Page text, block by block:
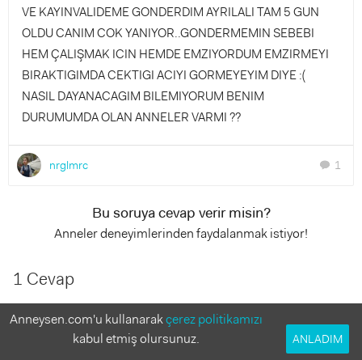
VE KAYINVALIDEME GONDERDIM AYRILALI TAM 5 GUN
OLDU CANIM COK YANIYOR..GONDERMEMIN SEBEBI
HEM ÇALIŞMAK ICIN HEMDE EMZIYORDUM EMZIRMEYI
BIRAKTIGIMDA CEKTIGI ACIYI GORMEYEYIM DIYE :(
NASIL DAYANACAGIM BILEMIYORUM BENIM
DURUMUMDA OLAN ANNELER VARMI ??
nrglmrc chat 1
Bu soruya cevap verir misin?
Anneler deneyimlerinden faydalanmak istiyor!
1 Cevap
gamzelim...
13 yıl önce
Anneysen.com'u kullanarakçerez politikamızı
kabul etmiş olursunuz.
ANLADIM